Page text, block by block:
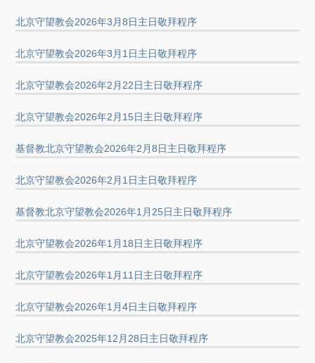
北京守望教会2026年3月8日主日敬拜程序
北京守望教会2026年3月1日主日敬拜程序
北京守望教会2026年2月22日主日敬拜程序
北京守望教会2026年2月15日主日敬拜程序
基督教北京守望教会2026年2月8日主日敬拜程序
北京守望教会2026年2月1日主日敬拜程序
基督教北京守望教会2026年1月25日主日敬拜程序
北京守望教会2026年1月18日主日敬拜程序
北京守望教会2026年1月11日主日敬拜程序
北京守望教会2026年1月4日主日敬拜程序
北京守望教会2025年12月28日主日敬拜程序